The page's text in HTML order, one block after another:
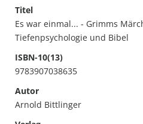
Titel
Es war einmal... - Grimms
Tiefenpsychologie und Bibel
ISBN-10(13)
9783907038635
Autor
Arnold Bittlinger